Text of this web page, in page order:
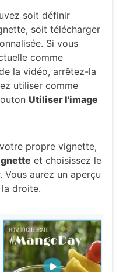
soit définir
soit télécharger
Si vous
comme
la vidéo, arrêtez-la
utiliser comme
Utiliser l'image
propre vignette,
et choisissez le
aurez un aperçu
droite.